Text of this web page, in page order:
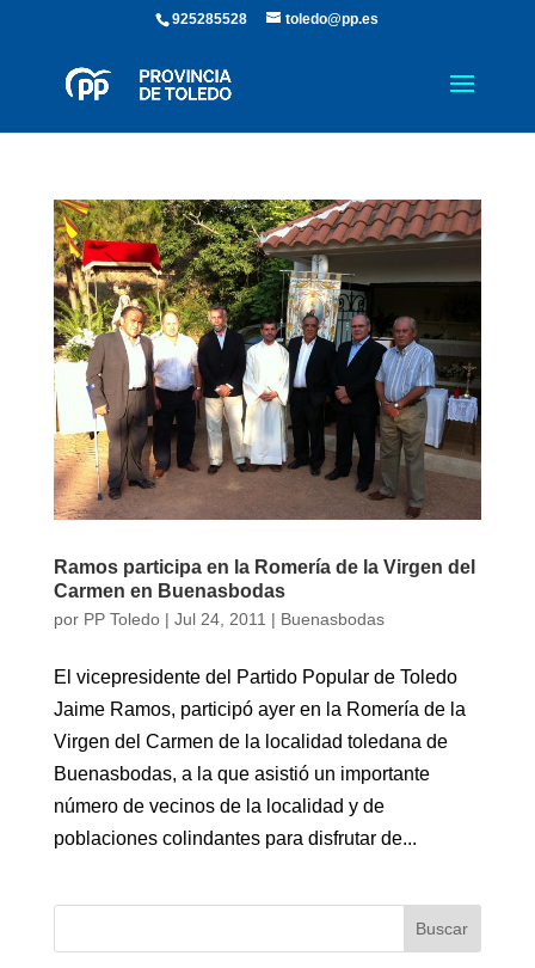
925285528 toledo@pp.es
Ramos participa en la Romería de la Virgen del
Carmen en Buenasbodas
por PP Toledo| Jul 24, 2011 | Buenasbodas
El vicepresidente del Partido Popular de Toledo
Jaime Ramos, participó ayer en la Romería de la
Virgen del Carmen de la localidad toledana de
Buenasbodas, a la que asistió un importante
número de vecinos de la localidad y de
poblaciones colindantes para disfrutar de...
Buscar